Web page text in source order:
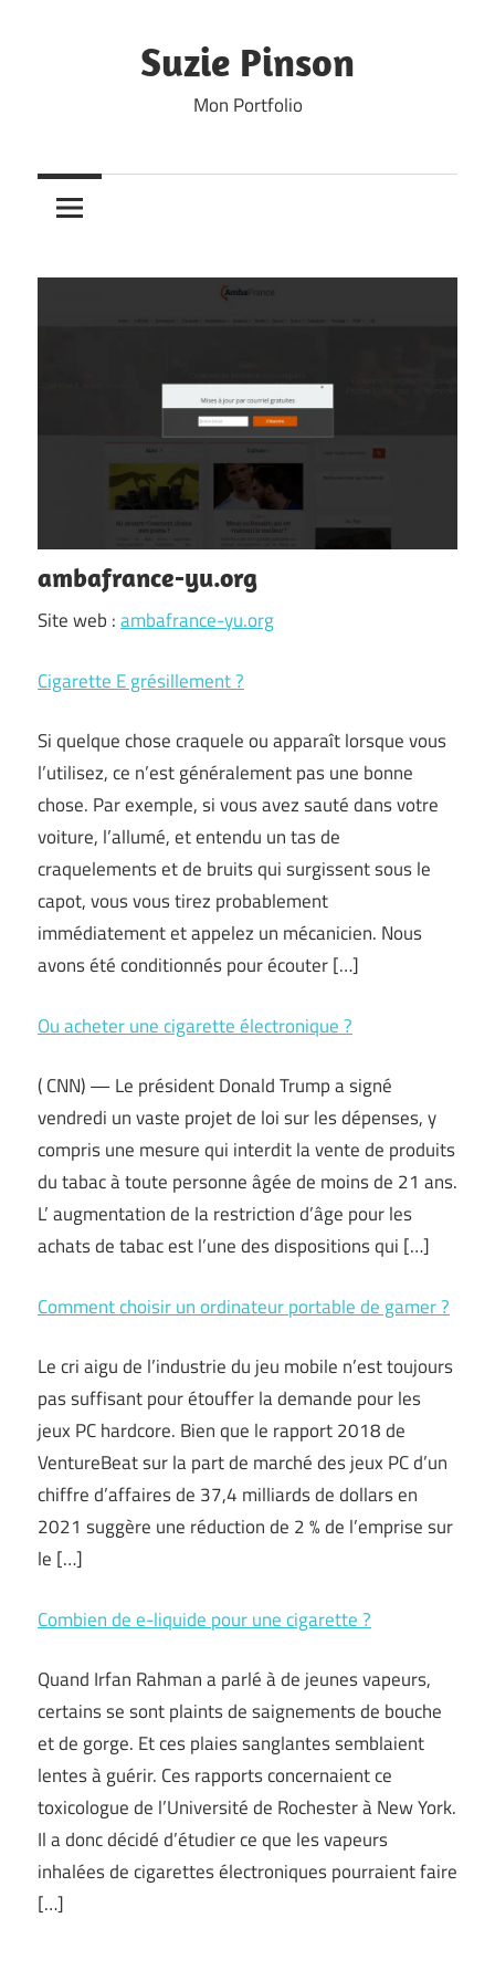
Suzie Pinson
Mon Portfolio
ambafrance-yu.org
Site web :ambafrance-yu.org
Cigarette E grésillement ?
Si quelque chose craquele ou apparaît lorsque vous
l’utilisez, ce n’est généralement pas une bonne
chose. Par exemple, si vous avez sauté dans votre
voiture, l’allumé, et entendu un tas de
craquelements et de bruits qui surgissent sous le
capot, vous vous tirez probablement
immédiatement et appelez un mécanicien. Nous
avons été conditionnés pour écouter […]
Ou acheter une cigarette électronique ?
( CNN) — Le président Donald Trump a signé
vendredi un vaste projet de loi sur les dépenses, y
compris une mesure qui interdit la vente de produits
du tabac à toute personne âgée de moins de 21 ans.
L’ augmentation de la restriction d’âge pour les
achats de tabac est l’une des dispositions qui […]
Comment choisir un ordinateur portable de gamer ?
Le cri aigu de l’industrie du jeu mobile n’est toujours
pas suffisant pour étouffer la demande pour les
jeux PC hardcore. Bien que le rapport 2018 de
VentureBeat sur la part de marché des jeux PC d’un
chiffre d’affaires de 37,4 milliards de dollars en
2021 suggère une réduction de 2 % de l’emprise sur
le […]
Combien de e-liquide pour une cigarette ?
Quand Irfan Rahman a parlé à de jeunes vapeurs,
certains se sont plaints de saignements de bouche
et de gorge. Et ces plaies sanglantes semblaient
lentes à guérir. Ces rapports concernaient ce
toxicologue de l’Université de Rochester à New York.
Il a donc décidé d’étudier ce que les vapeurs
inhalées de cigarettes électroniques pourraient faire
[…]